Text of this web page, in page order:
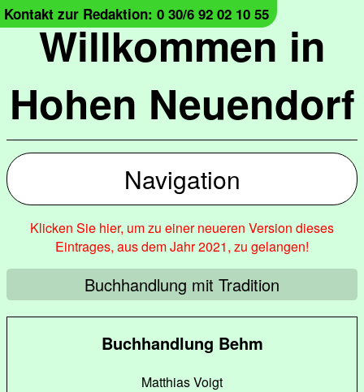
Willkommen in
Hohen Neuendorf
Kontakt zur Redaktion: 0 30/6 92 02 10 55
Navigation
Klicken Sie hier, um zu einer neueren Version dieses
Eintrages, aus dem Jahr 2021, zu gelangen!
Buchhandlung mit Tradition
Buchhandlung Behm
Matthias Voigt